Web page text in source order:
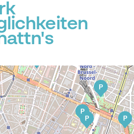
P
P
P
P
P
P